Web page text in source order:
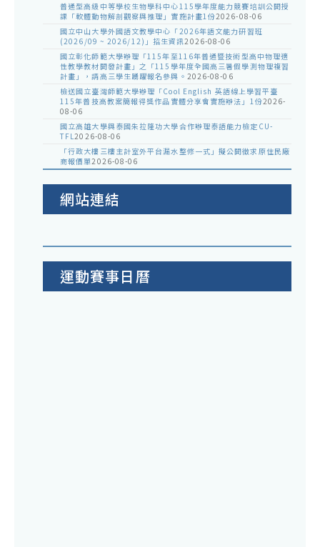
普通型高級中等學校生物學科中心115學年度能力競賽培訓公開授
課「軟體動物解剖觀察與推理」實施計畫1份2026-08-06
國立中山大學外國語文教學中心「2026年語文能力研習班
(2026/09 ~ 2026/12)」招生資訊2026-08-06
國立彰化師範大學辦理「115年至116年普通暨技術型高中物理適
性教學教材開發計畫」之「115學年度全國高三暑假學測物理複習
計畫」，請高三學生踴躍報名參與。 2026-08-06
檢送國立臺灣師範大學辦理「Cool English 英語線上學習平臺
115年普技高教案簡報得獎作品實體分享會實施辦法」1份2026-
08-06
國立高雄大學與泰國朱拉隆功大學合作辦理泰語能力檢定CU-
TFL2026-08-06
「行政大樓三樓主計室外平台漏水整修一式」擬公開徵求原住民廠
商報價單2026-08-06
網站連結
運動賽事日曆